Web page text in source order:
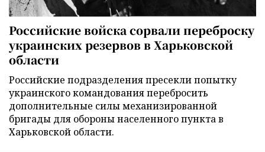
Российские войска сорвали переброску
украинских резервов в Харьковской
области
Российские подразделения пресекли попытку
украинского командования перебросить
дополнительные силы механизированной
бригады для обороны населенного пункта в
Харьковской области.